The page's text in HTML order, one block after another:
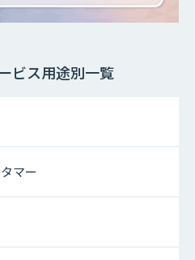
ビス用途別一覧
マー